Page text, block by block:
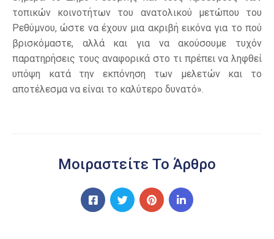
τοπικών κοινοτήτων του ανατολικού μετώπου του
Ρεθύμνου, ώστε να έχουν μια ακριβή εικόνα για το πού
βρισκόμαστε, αλλά και για να ακούσουμε τυχόν
παρατηρήσεις τους αναφορικά στο τι πρέπει να ληφθεί
υπόψη κατά την εκπόνηση των μελετών και το
αποτέλεσμα να είναι το καλύτερο δυνατό».
Μοιραστείτε Το Άρθρο